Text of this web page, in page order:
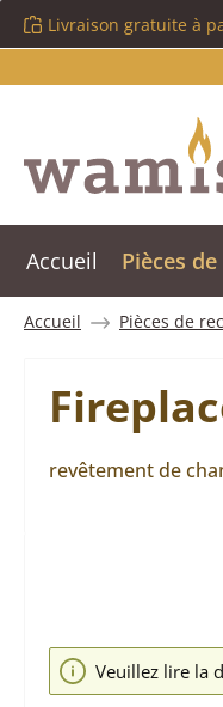
au contenu
Passer à la recherche
Passer à la
Livraison gratuite à
Accueil Pièces
Accueil Pièces de
revêtement de
Ignorer la galerie
Veuillez lire la